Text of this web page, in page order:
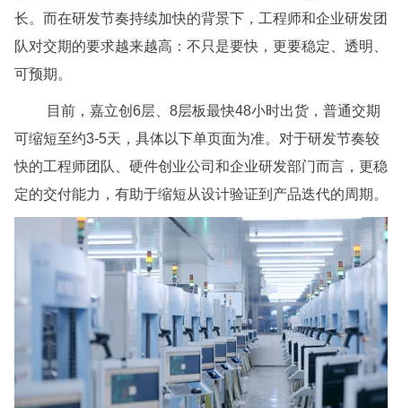
长。而在研发节奏持续加快的背景下，工程师和企业研发团
队对交期的要求越来越高：不只是要快，更要稳定、透明、
可预期。
目前，嘉立创6层、8层板最快48小时出货，普通交期
可缩短至约3-5天，具体以下单页面为准。对于研发节奏较
快的工程师团队、硬件创业公司和企业研发部门而言，更稳
定的交付能力，有助于缩短从设计验证到产品迭代的周期。